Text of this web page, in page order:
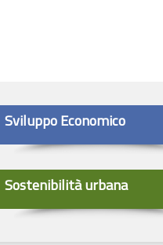
Sviluppo Economico
Sostenibilità urbana